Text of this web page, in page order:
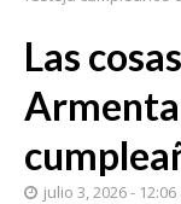
Las
julio 3, 2026 - 12:06